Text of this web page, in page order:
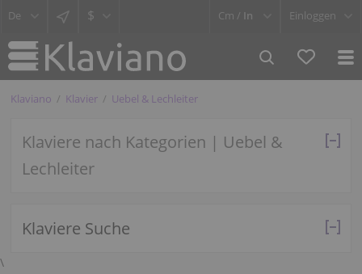
$ Cm / In Einloggen
Klaviano Klavier Uebel & Lechleiter
Klaviere nach Kategorien | Uebel &
Lechleiter
Klaviere Suche
\